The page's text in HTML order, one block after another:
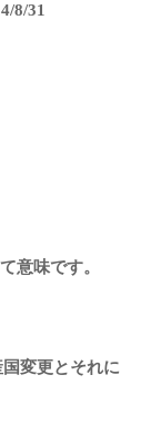
8/31
意味です。
変更とそれに